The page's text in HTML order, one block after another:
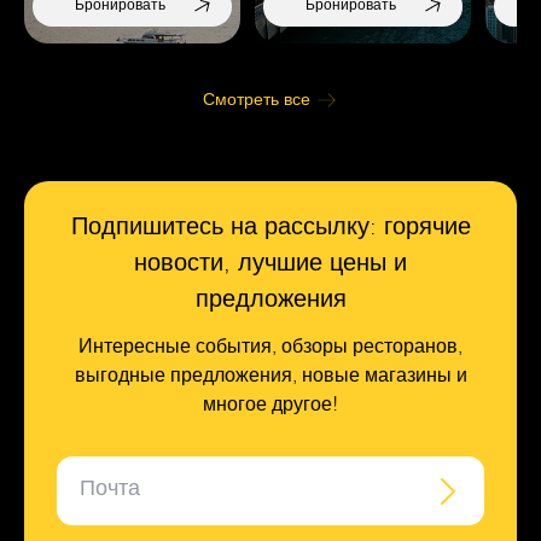
Бронировать Бронировать
Смотреть все
Подпишитесь на рассылку: горячие
новости, лучшие цены и
предложения
Интересные события, обзоры ресторанов,
выгодные предложения, новые магазины и
многое другое!